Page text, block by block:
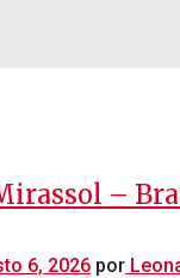
–
6, 2026 por